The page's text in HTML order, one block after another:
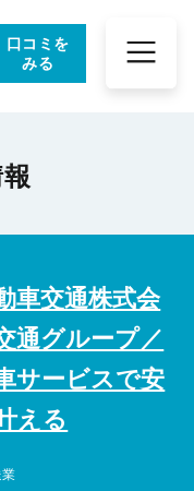
口コミを
みる
車交通株式会
通グループ／
サービスで安
える